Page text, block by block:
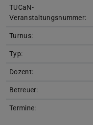
TUCaN-
Veranstaltungsnummer:
Turnus:
Typ:
Dozent:
Betreuer:
Termine: